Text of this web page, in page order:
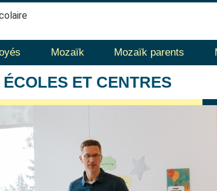
Mozaïk Mozaïk parents
ÉCOLES ET CENTRES